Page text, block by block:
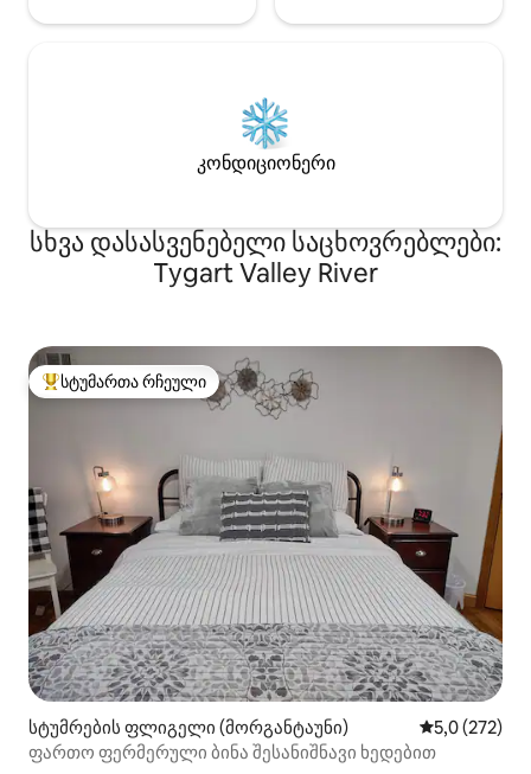
კონდიციონერი
სხვა დასასვენებელი საცხოვრებლები:
Tygart Valley River
სტუმართა რჩეული მოწინავე ვარიანტი
სტუმართა რჩეული
სტუმრების ფლიგელი (მორგანტაუნი) საშუალო
5,0 (272)
ფართო ფერმერული ბინა შესანიშნავი ხედებით